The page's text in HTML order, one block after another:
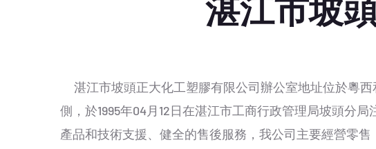
湛江市坡
湛江市坡頭正大化工塑膠有限公司辦公室地址位於粵西
側，於1995年04月12日在湛江市工商行政管理局坡頭分
產品和技術支援、健全的售後服務，我公司主要經營零